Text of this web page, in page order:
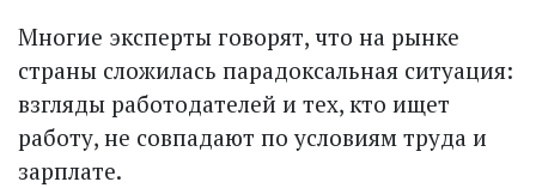
Многие эксперты говорят, что на рынке
страны сложилась парадоксальная ситуация:
взгляды работодателей и тех, кто ищет
работу, не совпадают по условиям труда и
зарплате.